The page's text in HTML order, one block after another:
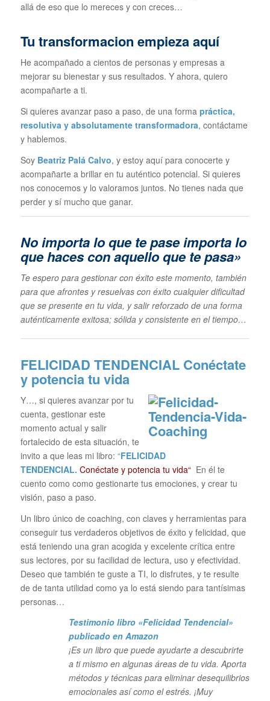
allá de eso que lo mereces y con creces…
Tu transformacion empieza aquí
He acompañado a cientos de personas y empresas a
mejorar su bienestar y sus resultados. Y ahora, quiero
acompañarte a ti.
Si quieres avanzar paso a paso, de una forma práctica,
resolutiva y absolutamente transformadora, contáctame
y hablemos.
Soy Beatriz Palá Calvo, y estoy aquí para conocerte y
acompañarte a brillar en tu auténtico potencial. Si quieres
nos conocemos y lo valoramos juntos. No tienes nada que
perder y sí mucho que ganar.
No importa lo que te pase importa lo
que haces con aquello que te pasa»
Te espero para gestionar con éxito este momento, también
para que afrontes y resuelvas con éxito cualquier dificultad
que se presente en tu vida, y salir reforzado de una forma
auténticamente exitosa; sólida y consistente en el tiempo…
FELICIDAD TENDENCIAL Conéctate
y potencia tu vida
Y…, si quieres avanzar por tu
cuenta, gestionar este
momento actual y salir
fortalecido de esta situación, te
invito a que leas mi libro: “FELICIDAD
TENDENCIAL. Conéctate y potencia tu vida“ En él te
cuento como como gestionarte tus emociones, y crear tu
visión, paso a paso.
Un libro único de coaching, con claves y herramientas para
conseguir tus verdaderos objetivos de éxito y felicidad, que
está teniendo una gran acogida y excelente crítica entre
sus lectores, por su facilidad de lectura, uso y efectividad.
Deseo que también te guste a TI, lo disfrutes, y te resulte
de de tanta utilidad como ya lo está siendo para tantísimas
personas…
Testimonio libro «Felicidad Tendencial»
publicado en Amazon
¡Es un libro que puede ayudarte a descubrirte
a ti mismo en algunas áreas de tu vida. Aporta
métodos y técnicas para eliminar desequilibrios
emocionales así como el estrés. ¡Muy